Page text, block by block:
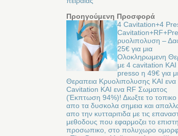
Προηγούμενη Προσφορά
4 Cavitation+4
ρυολιπολυση –
25€ για μια
Ολοκληρωμενη
με 4 cavitation ΚΑΙ
presso η 49€ για
Θεραπεια Κρυολιπολυσης ΚΑΙ ενα
Cavitation ΚΑΙ ενα RF Σωματος
(Έκπτωση 94%)! Διωξτε το
απο τα δυσκολα σημεια και
απο την κυτταριτιδα με τις
μεθοδους που εφαρμοζει το
προσωπικο, στο πολυχωρο